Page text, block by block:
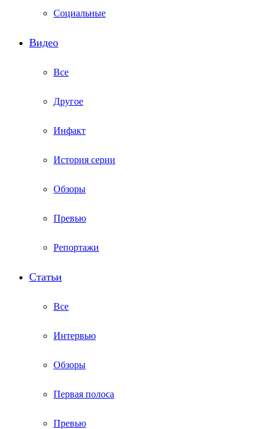
Социальные
Видео
Все
Другое
Инфакт
История серии
Обзоры
Превью
Репортажи
Статьи
Все
Интервью
Обзоры
Первая полоса
Превью